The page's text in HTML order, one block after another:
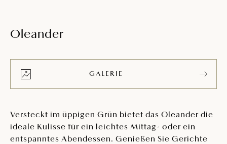
Oleander
GALERIE
Versteckt im üppigen Grün bietet das Oleander die
ideale Kulisse für ein leichtes Mittag- oder ein
entspanntes Abendessen. Genießen Sie Gerichte